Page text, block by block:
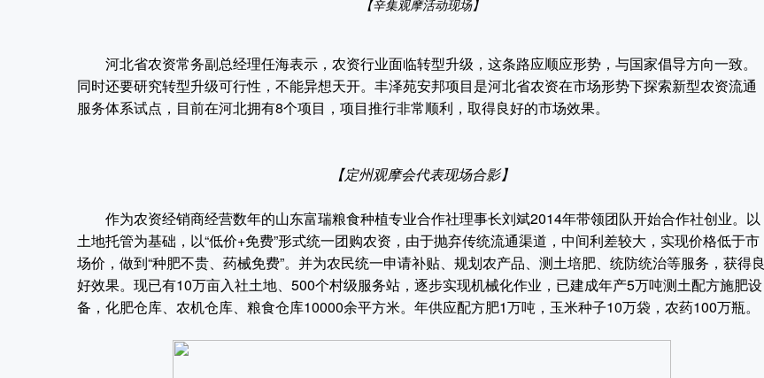
【辛集观摩活动现场】
河北省农资常务副总经理任海表示，农资行业面临转型升级，这条路应顺应形势，与国家倡导方向一致。
同时还要研究转型升级可行性，不能异想天开。丰泽苑安邦项目是河北省农资在市场形势下探索新型农资流通
服务体系试点，目前在河北拥有8个项目，项目推行非常顺利，取得良好的市场效果。
【定州观摩会代表现场合影】
作为农资经销商经营数年的山东富瑞粮食种植专业合作社理事长刘斌2014年带领团队开始合作社创业。以
土地托管为基础，以“低价+免费”形式统一团购农资，由于抛弃传统流通渠道，中间利差较大，实现价格低于市
场价，做到“种肥不贵、药械免费”。并为农民统一申请补贴、规划农产品、测土培肥、统防统治等服务，获得良
好效果。现已有10万亩入社土地、500个村级服务站，逐步实现机械化作业，已建成年产5万吨测土配方施肥设
备，化肥仓库、农机仓库、粮食仓库10000余平方米。年供应配方肥1万吨，玉米种子10万袋，农药100万瓶。